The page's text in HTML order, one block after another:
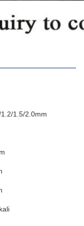
1.5/2.0mm